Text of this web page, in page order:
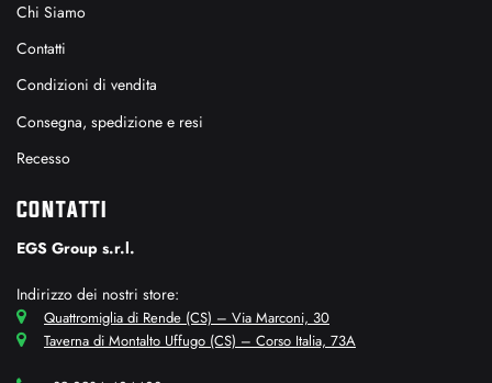
Chi Siamo
Contatti
Condizioni di vendita
Consegna, spedizione e resi
Recesso
CONTATTI
EGS Group s.r.l.
Indirizzo dei nostri store:
Quattromiglia di Rende (CS) – Via Marconi, 30
Taverna di Montalto Uffugo (CS) – Corso Italia, 73A